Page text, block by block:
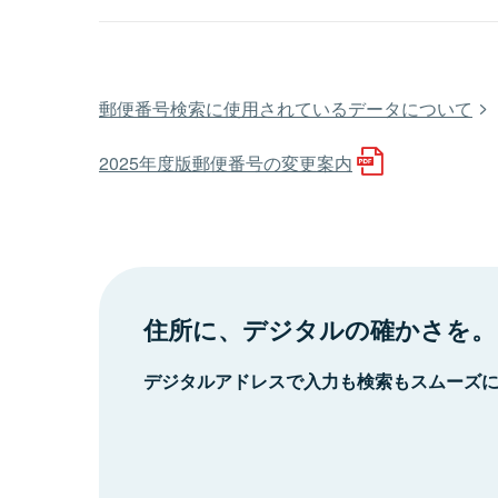
郵便番号検索に使用されているデータについて
2025年度版郵便番号の変更案内
住所に、デジタルの確かさを。
デジタルアドレスで入力も検索もスムーズ